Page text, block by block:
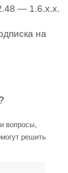
— 1.6.x.x.
на
вопросы,
решить